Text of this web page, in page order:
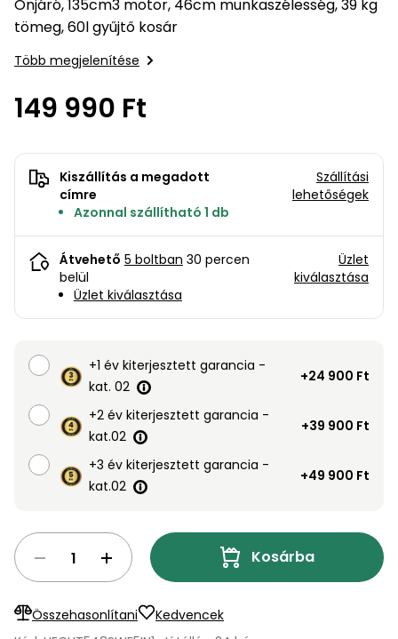
Rönkaprító,
rönkhasító
Ágaprító
Lombfúvó-
Szállítókocsi
és
tartozékok
kézi szóró
Öntözéstechnika
Szivattyú
mosó
Seprőgép
Hómaró
Kompresszorok
Lapvibrátorok,
szállítóeszközök
Mérőeszközök
Mérőműszerek
Munkaasztalok
Porszívók
Ventillátorok,
légkondícionálók
Kiegészítők
Önjáró, 135cm3 motor, 46cm munkaszélesség, 39 kg
tömeg, 60l gyűjtő kosár
Több megjelenítése
149 990 Ft
Kiszállítás a megadott
címre
Azonnal szállítható 1 db
Szállítási
lehetőségek
Átvehető 5 boltban 30 percen
belül
Üzlet kiválasztása
Üzlet
kiválasztása
+1 év kiterjesztett garancia -
kat. 02
+24 900 Ft
+2 év kiterjesztett garancia -
kat.02
+39 900 Ft
+3 év kiterjesztett garancia -
kat.02
+49 900 Ft
Kosárba
Összehasonlítani
Kedvencek